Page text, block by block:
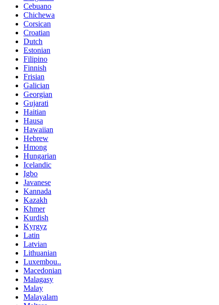
Cebuano
Chichewa
Corsican
Croatian
Dutch
Estonian
Filipino
Finnish
Frisian
Galician
Georgian
Gujarati
Haitian
Hausa
Hawaiian
Hebrew
Hmong
Hungarian
Icelandic
Igbo
Javanese
Kannada
Kazakh
Khmer
Kurdish
Kyrgyz
Latin
Latvian
Lithuanian
Luxembou..
Macedonian
Malagasy
Malay
Malayalam